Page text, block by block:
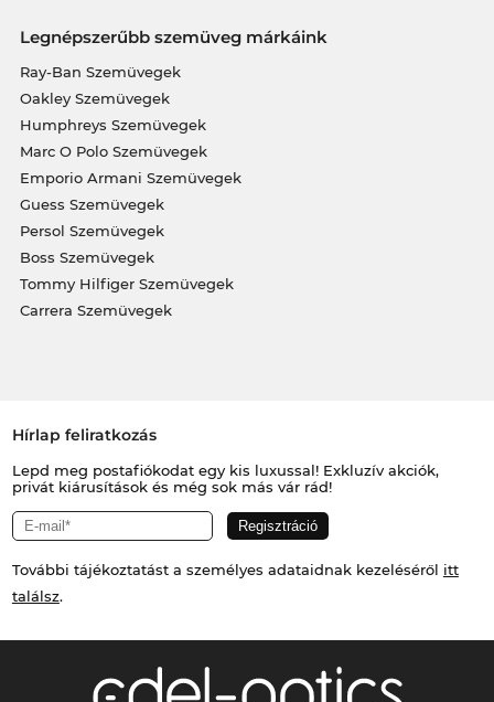
Legnépszerűbb szemüveg márkáink
Ray-Ban Szemüvegek
Oakley Szemüvegek
Humphreys Szemüvegek
Marc O Polo Szemüvegek
Emporio Armani Szemüvegek
Guess Szemüvegek
Persol Szemüvegek
Boss Szemüvegek
Tommy Hilfiger Szemüvegek
Carrera Szemüvegek
Hírlap feliratkozás
Lepd meg postafiókodat egy kis luxussal! Exkluzív akciók,
privát kiárusítások és még sok más vár rád!
További tájékoztatást a személyes adataidnak kezeléséről itt
találsz.